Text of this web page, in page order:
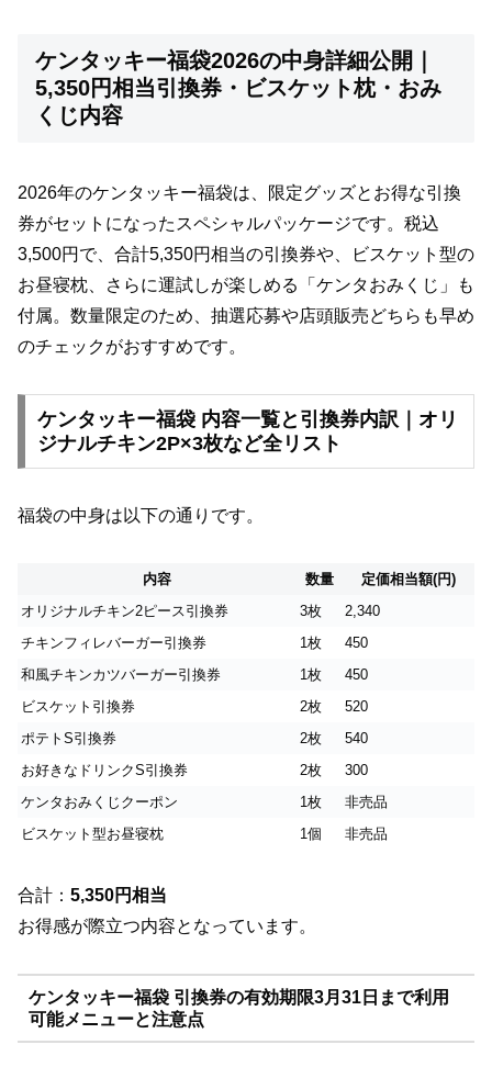
ケンタッキー福袋2026の中身詳細公開｜
5,350円相当引換券・ビスケット枕・おみ
くじ内容
2026年のケンタッキー福袋は、限定グッズとお得な引換
券がセットになったスペシャルパッケージです。税込
3,500円で、合計5,350円相当の引換券や、ビスケット型の
お昼寝枕、さらに運試しが楽しめる「ケンタおみくじ」も
付属。数量限定のため、抽選応募や店頭販売どちらも早め
のチェックがおすすめです。
ケンタッキー福袋 内容一覧と引換券内訳｜オリ
ジナルチキン2P×3枚など全リスト
福袋の中身は以下の通りです。
内容 数量
定価相当額(円)
オリジナルチキン2ピース引換券
3枚
2,340
チキンフィレバーガー引換券
1枚
450
和風チキンカツバーガー引換券
1枚
450
ビスケット引換券
2枚
520
ポテトS引換券
2枚
540
お好きなドリンクS引換券
2枚
300
ケンタおみくじクーポン
1枚
非売品
ビスケット型お昼寝枕
1個 非売品
合計： 5,350円相当
お得感が際立つ内容となっています。
ケンタッキー福袋 引換券の有効期限3月31日まで利用
可能メニューと注意点